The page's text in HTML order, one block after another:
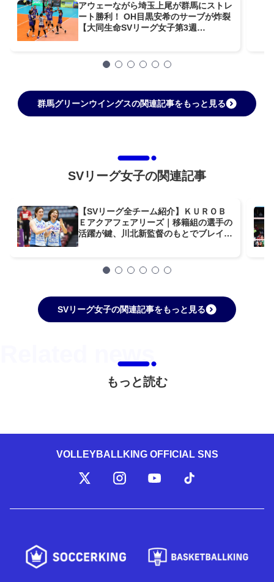
アウェーながら埼玉上尾が群馬にストレ
ート勝利！ OH目黒安希のサーブが炸裂
【大同生命SVリーグ女子第3週
群馬グリーンウイングスの関連記事をもっと見る
SVリーグ女子の関連記事
【SVリーグ全チーム紹介】ＫＵＲＯＢ
Ｅアクアフェアリーズ｜移籍組の選手の
活躍が鍵、川北新監督のもとでブレイク
SVリーグ女子の関連記事をもっと見る
もっと読む
VOLLEYBALLKING OFFICIAL SNS